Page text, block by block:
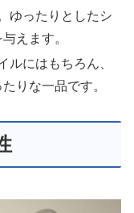
ゆったりとしたシ
えます。
ルにはもちろん、
りな一品です。